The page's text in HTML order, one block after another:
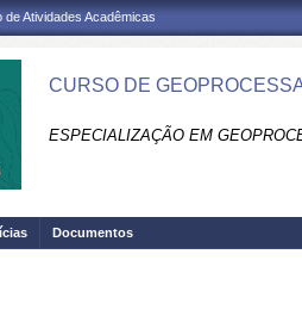
Atividades Acadêmicas
CURSO DE
ESPECIALIZAÇÃO EM
Documentos